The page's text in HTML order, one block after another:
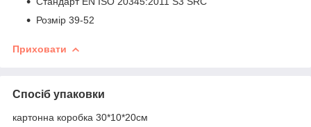
Розмір 39-52
Приховати
Спосіб упаковки
картонна коробка 30*10*20см